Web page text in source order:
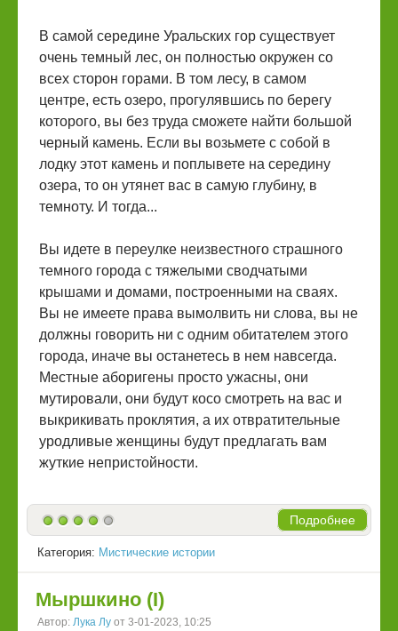
В самой середине Уральских гор существует
очень темный лес, он полностью окружен со
всех сторон горами. В том лесу, в самом
центре, есть озеро, прогулявшись по берегу
которого, вы без труда сможете найти большой
черный камень. Если вы возьмете с собой в
лодку этот камень и поплывете на середину
озера, то он утянет вас в самую глубину, в
темноту. И тогда...
Вы идете в переулке неизвестного страшного
темного города с тяжелыми сводчатыми
крышами и домами, построенными на сваях.
Вы не имеете права вымолвить ни слова, вы не
должны говорить ни с одним обитателем этого
города, иначе вы останетесь в нем навсегда.
Местные аборигены просто ужасны, они
мутировали, они будут косо смотреть на вас и
выкрикивать проклятия, а их отвратительные
уродливые женщины будут предлагать вам
жуткие непристойности.
Подробнее
Категория: Мистические истории
Мыршкино (I)
Автор: Лука Лу от 3-01-2023, 10:25